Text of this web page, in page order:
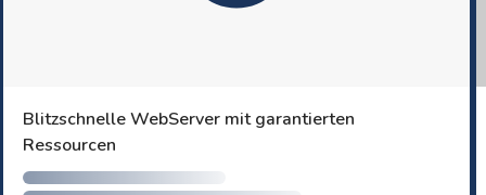
Blitzschnelle WebServer mit garantierten
Ressourcen